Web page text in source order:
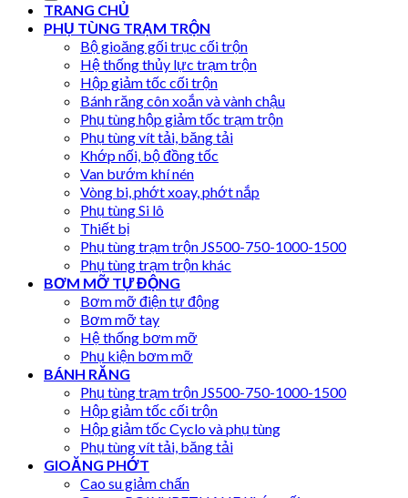
TRANG CHỦ
PHỤ TÙNG TRẠM TRỘN
Bộ gioăng gối trục cối trộn
Hệ thống thủy lực trạm trộn
Hộp giảm tốc cối trộn
Bánh răng côn xoắn và vành chậu
Phụ tùng hộp giảm tốc trạm trộn
Phụ tùng vít tải, băng tải
Khớp nối, bộ đồng tốc
Van bướm khí nén
Vòng bi, phớt xoay, phớt nắp
Phụ tùng Si lô
Thiết bị
Phụ tùng trạm trộn JS500-750-1000-1500
Phụ tùng trạm trộn khác
BƠM MỠ TỰ ĐỘNG
Bơm mỡ điện tự động
Bơm mỡ tay
Hệ thống bơm mỡ
Phụ kiện bơm mỡ
BÁNH RĂNG
Phụ tùng trạm trộn JS500-750-1000-1500
Hộp giảm tốc cối trộn
Hộp giảm tốc Cyclo và phụ tùng
Phụ tùng vít tải, băng tải
GIOĂNG PHỚT
Cao su giảm chấn